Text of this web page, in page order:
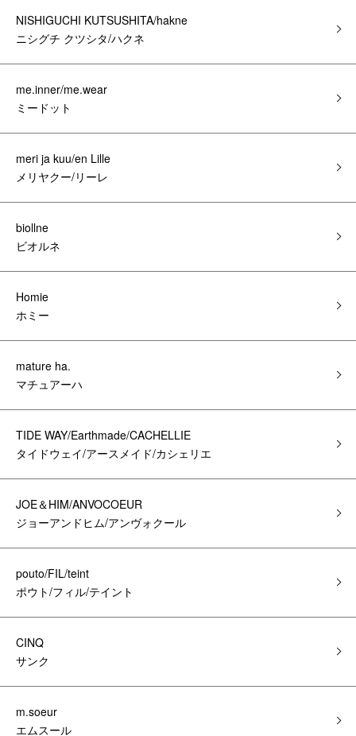
NISHIGUCHI KUTSUSHITA/hakne
ニシグチ クツシタ/ハクネ
me.inner/me.wear
ミードット
meri ja kuu/en Lille
メリヤクー/リーレ
biollne
ビオルネ
Homie
ホミー
mature ha.
マチュアーハ
TIDE WAY/Earthmade/CACHELLIE
タイドウェイ/アースメイド/カシェリエ
JOE＆HIM/ANVOCOEUR
ジョーアンドヒム/アンヴォクール
pouto/FIL/teint
ポウト/フィル/テイント
CINQ
サンク
m.soeur
エムスール